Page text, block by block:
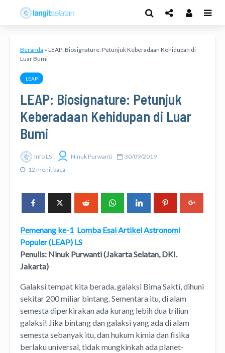
Beranda » LEAP: Biosignature: Petunjuk Keberadaan Kehidupan di
Luar Bumi
LEAP
LEAP: Biosignature: Petunjuk
Keberadaan Kehidupan di Luar
Bumi
Info LS Ninuk Purwanti
30/09/2019
12 menit baca
Pemenang ke-1 Lomba Esai Artikel Astronomi
Populer (LEAP) LS
Penulis: Ninuk Purwanti (Jakarta Selatan, DKI.
Jakarta)
Galaksi tempat kita berada, galaksi Bima Sakti, dihuni
sekitar 200 miliar bintang. Sementara itu, di alam
semesta diperkirakan ada kurang lebih dua triliun
galaksi! Jika bintang dan galaksi yang ada di alam
semesta sebanyak itu, dan hukum kimia dan fisika
berlaku universal, tidak mungkinkah ada planet-